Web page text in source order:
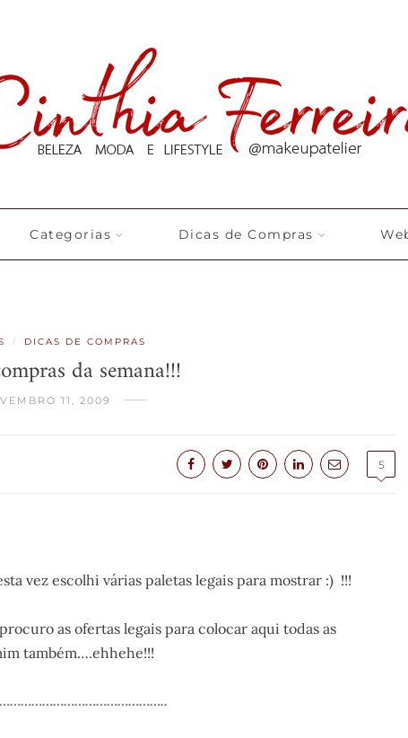
Categorias Dicas de Compras
/ DICAS DE COMPRAS
da semana!!!
11, 2009
5
vez escolhi várias paletas legais para mostrar :) !!!
as ofertas legais para colocar aqui todas as
também….ehhehe!!!